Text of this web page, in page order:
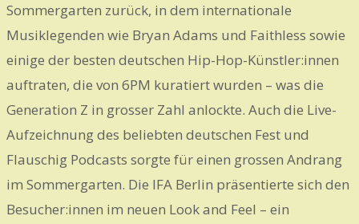
Sommergarten zurück, in dem internationale
Musiklegenden wie Bryan Adams und Faithless sowie
einige der besten deutschen Hip-Hop-Künstler:innen
auftraten, die von 6PM kuratiert wurden – was die
Generation Z in grosser Zahl anlockte. Auch die Live-
Aufzeichnung des beliebten deutschen Fest und
Flauschig Podcasts sorgte für einen grossen Andrang
im Sommergarten. Die IFA Berlin präsentierte sich den
Besucher:innen im neuen Look and Feel – ein